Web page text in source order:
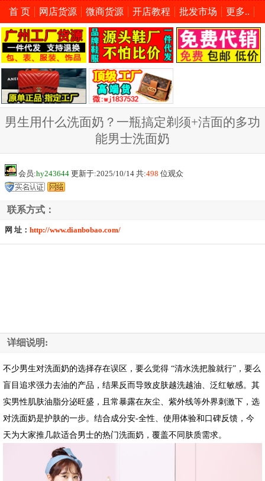
首 页 网店货源 微商货源 开店教程 批发市场 更多..
男生用什么洗面奶？一瓶搞定剃须+洁面的多功
能男士洗面奶
会员:hy243644 更新于:2025/10/14 共:498 位观众
联系方式：
网 址： http://www.dianbobao.com/
详细说明:
不少男生对洗面奶的选择存在误区，要么觉得 “清水洗把脸就行”，要么
盲目追求强力去油的产品，结果反而导致皮肤越洗越油、泛红敏感。其
实男性肌肤油脂分泌旺盛，且常暴露在灰尘、紫外线等外界刺激下，选
对洗面奶是护肤的一步。结合成分安-全性、使用体验和口碑反馈，今
天为大家推几款适合男士的热门洗面奶，覆盖不同肤质需求。